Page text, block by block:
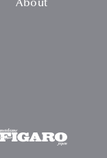
About